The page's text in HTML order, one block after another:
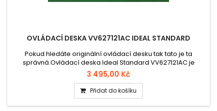
OVLÁDACÍ DESKA VV627121AC IDEAL STANDARD
Pokud hledáte originální ovládací desku tak tato je ta
správná.Ovládací deska Ideal Standard VV627121AC je
originální náhradní díl pro podomítkové splachovací
systémy OLI/Ideal Standard. V bílé barvě, vyrobená z
odolného plastu, kompatibilní s ovládacím tlačítkem
T8828AC. Snadná montáž a elegantní vzhled vhodný do
moderních interiérů.
3 495,00 Kč
Přidat do košíku